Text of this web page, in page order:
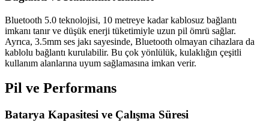
Bluetooth 5.0 teknolojisi, 10 metreye kadar kablosuz bağlantı
imkanı tanır ve düşük enerji tüketimiyle uzun pil ömrü sağlar.
Ayrıca, 3.5mm ses jakı sayesinde, Bluetooth olmayan cihazlara da
kablolu bağlantı kurulabilir. Bu çok yönlülük, kulaklığın çeşitli
kullanım alanlarına uyum sağlamasına imkan verir.
Pil ve Performans
Batarya Kapasitesi ve Çalışma Süresi